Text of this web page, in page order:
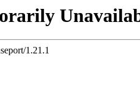
1.21.1